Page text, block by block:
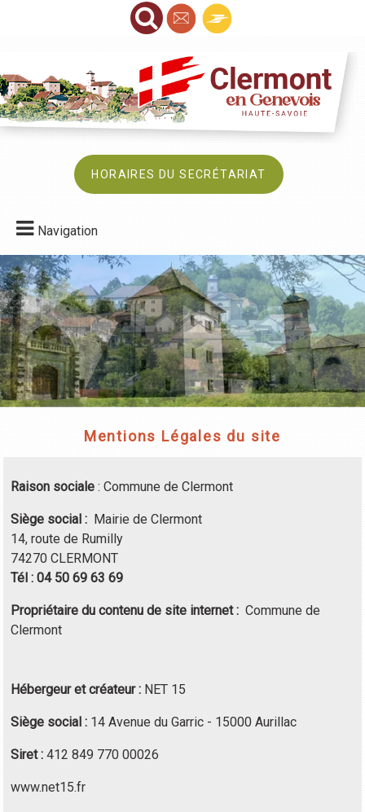
HORAIRES DU SECRÉTARIAT
Navigation
Mentions Légales du site
Raison sociale : Commune de Clermont
Siège social : Mairie de Clermont
14, route de Rumilly
74270 CLERMONT
Tél : 04 50 69 63 69
Propriétaire du contenu de site internet:Commune de
Clermont
Hébergeur et créateur: NET 15
Siège social : 14 Avenue du Garric - 15000 Aurillac
Siret: 412 849 770 00026
www.net15.fr